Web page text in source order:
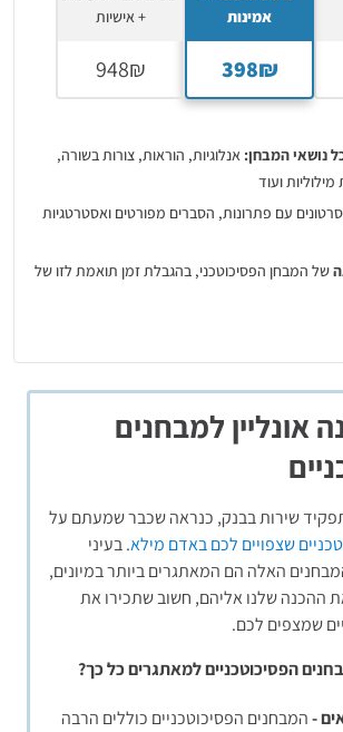
אמינות
‏398₪
+ אישיות
נושאי המבחן: אנלוגיות, הוראות, צורות בשורה,
ועוד
סרטונים עם פתרונות, הסברים מפורטים ואסטרטגיות
של המבחן הפסיכוטכני, בהגבלת זמן תואמת לזו של
קבלו הצצה לערכת ההכנה
למבחן האמינות
האמינות
+ דו"ח תוצאות
תוקף ההכנות: חודש
אונליין למבחנים
שירות בבנק, כנראה שכבר שמעתם על
שצפויים לכם באדם מילא. בעיני
האלה הם המאתגרים ביותר במיונים,
את ההכנה שלנו אליהם, חשוב שתכירו את
שמצפים לכם.
הפסיכוטכניים למאתגרים כל כך?
-המבחנים הפסיכוטכניים כוללים הרבה